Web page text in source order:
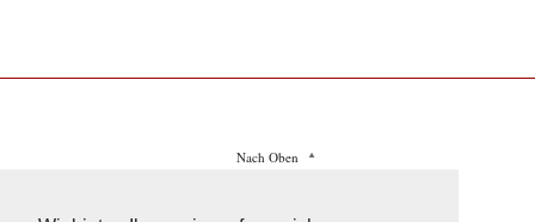
Nach Oben